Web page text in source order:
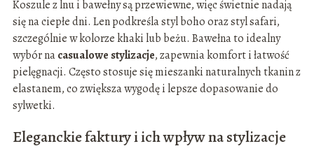
Koszule z lnu i bawełny są przewiewne, więc świetnie nadają
się na ciepłe dni. Len podkreśla styl boho oraz styl safari,
szczególnie w kolorze khaki lub beżu. Bawełna to idealny
wybór nacasualowe stylizacje, zapewnia komfort i łatwość
pielęgnacji. Często stosuje się mieszanki naturalnych tkanin z
elastanem, co zwiększa wygodę i lepsze dopasowanie do
sylwetki.
Eleganckie faktury i ich wpływ na stylizacje